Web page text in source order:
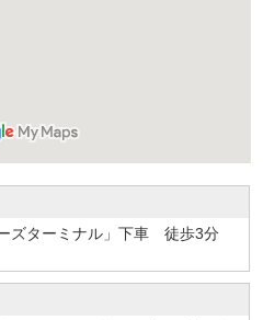
ズターミナル」下車 徒歩3分